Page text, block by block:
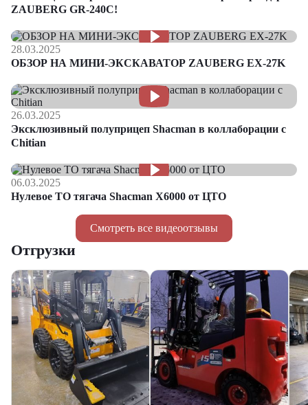
Смотреть все видеоотзывы
ZAUBERG GR-240C!
28.03.2025
ОБЗОР НА МИНИ-ЭКСКАВАТОР ZAUBERG EX-27K
26.03.2025
Эксклюзивный полуприцеп Shacman в коллаборации с
Chitian
06.03.2025
Нулевое ТО тягача Shacman Х6000 от ЦТО
Отгрузки